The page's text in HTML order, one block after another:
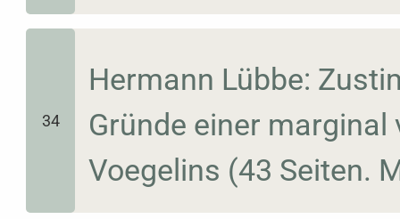
34
Hermann Lübbe:
Gründe einer marginal
Voegelins (43 Seiten.